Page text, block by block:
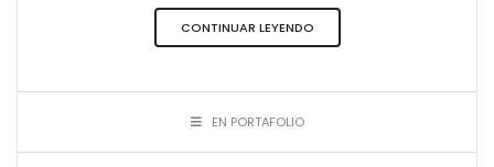
CONTINUAR LEYENDO
EN PORTAFOLIO